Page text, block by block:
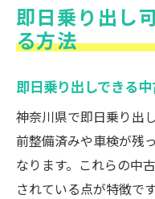
即日乗り出し
る方法
即日乗り出しできる
神奈川県で即日乗り出
前整備済みや車検が残
なります。これらの中
されている点が特徴で